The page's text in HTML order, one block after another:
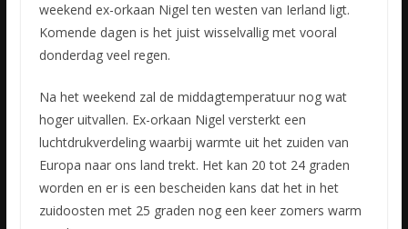
weekend ex-orkaan Nigel ten westen van Ierland ligt.
Komende dagen is het juist wisselvallig met vooral
donderdag veel regen.
Na het weekend zal de middagtemperatuur nog wat
hoger uitvallen. Ex-orkaan Nigel versterkt een
luchtdrukverdeling waarbij warmte uit het zuiden van
Europa naar ons land trekt. Het kan 20 tot 24 graden
worden en er is een bescheiden kans dat het in het
zuidoosten met 25 graden nog een keer zomers warm